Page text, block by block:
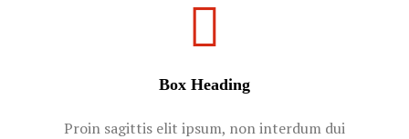
Box Heading
Proin sagittis elit ipsum, non interdum dui